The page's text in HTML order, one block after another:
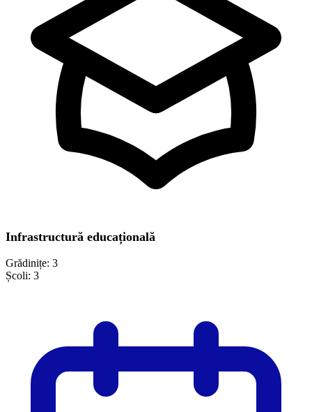
Infrastructură educațională
Grădinițe: 3
Școli: 3